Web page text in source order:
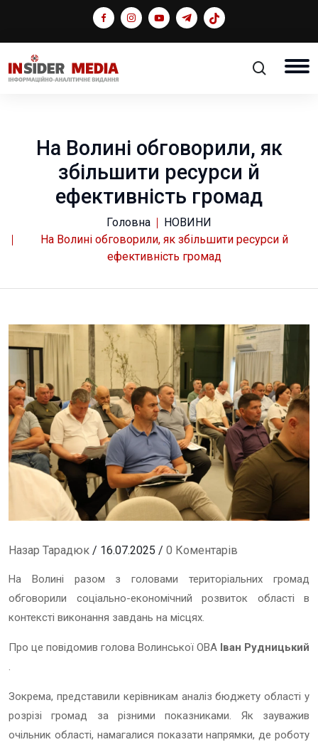
На Волині обговорили, як
збільшити ресурси й
ефективність громад
Головна
НОВИНИ
На Волині обговорили, як збільшити ресурси й
ефективність громад
Назар Тарадюк / 16.07.2025 / 0 Коментарів
На Волині разом з головами територіальних громад
обговорили соціально-економічний розвиток області в
контексті виконання завдань на місцях.
Про це повідомив голова Волинської ОВА Іван Рудницький
.
Зокрема, представили керівникам аналіз бюджету області у
розрізі громад за різними показниками. Як зауважив
очільник області, намагалися показати напрямки, де роботу